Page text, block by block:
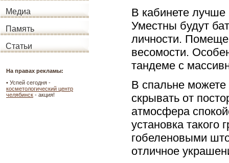
Медиа
Память
Статьи
На правах рекламы:
• Успей сегодня -
косметологический центр
челябинск - акция!
В кабинете лучше
Уместны будут
личности.
весомости.
тандеме с
В спальне можете
скрывать от
атмосфера
установка такого
гобеленовыми
отличное